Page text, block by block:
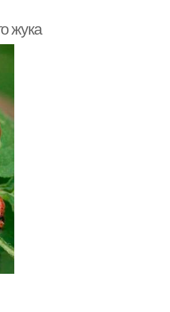
жука